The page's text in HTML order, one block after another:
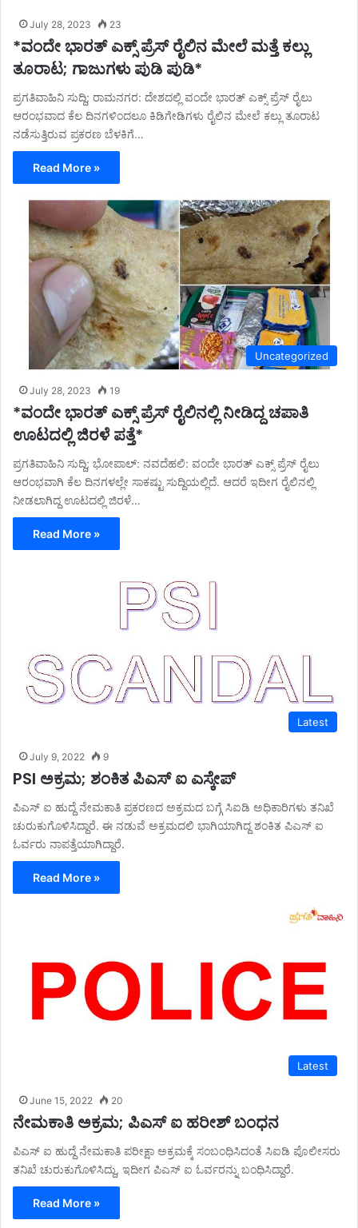
July 28, 2023 23
*ವಂದೇ ಭಾರತ್ ಎಕ್ಸ್ ಪ್ರೆಸ್ ರೈಲಿನ ಮೇಲೆ ಮತ್ತೆ ಕಲ್ಲು
ತೂರಾಟ; ಗಾಜುಗಳು ಪುಡಿ ಪುಡಿ*
ಪ್ರಗತಿವಾಹಿನಿ ಸುದ್ದಿ; ರಾಮನಗರ: ದೇಶದಲ್ಲಿ ವಂದೇ ಭಾರತ್ ಎಕ್ಸ್ ಪ್ರೆಸ್ ರೈಲು
ಆರಂಭವಾದ ಕೆಲ ದಿನಗಳಿಂದಲೂ ಕಿಡಿಗೇಡಿಗಳು ರೈಲಿನ ಮೇಲೆ ಕಲ್ಲು ತೂರಾಟ
ನಡೆಸುತ್ತಿರುವ ಪ್ರಕರಣ ಬೆಳಕಿಗೆ…
Read More »
Uncategorized
July 28, 2023 19
*ವಂದೇ ಭಾರತ್ ಎಕ್ಸ್ ಪ್ರೆಸ್ ರೈಲಿನಲ್ಲಿ ನೀಡಿದ್ದ ಚಪಾತಿ
ಊಟದಲ್ಲಿ ಜಿರಳೆ ಪತ್ತೆ*
ಪ್ರಗತಿವಾಹಿನಿ ಸುದ್ದಿ; ಭೋಪಾಲ್: ನವದೆಹಲಿ: ವಂದೇ ಭಾರತ್ ಎಕ್ಸ್ ಪ್ರೆಸ್ ರೈಲು
ಆರಂಭವಾಗಿ ಕೆಲ ದಿನಗಳಲ್ಲೇ ಸಾಕಷ್ಟು ಸುದ್ದಿಯಲ್ಲಿದೆ. ಆದರೆ ಇದೀಗ ರೈಲಿನಲ್ಲಿ
ನೀಡಲಾಗಿದ್ದ ಊಟದಲ್ಲಿ ಜಿರಳೆ…
Read More »
Latest
July 9, 2022 9
PSI ಅಕ್ರಮ; ಶಂಕಿತ ಪಿಎಸ್ ಐ ಎಸ್ಕೇಪ್
ಪಿಎಸ್ ಐ ಹುದ್ದೆ ನೇಮಕಾತಿ ಪ್ರಕರಣದ ಅಕ್ರಮದ ಬಗ್ಗೆ ಸಿಐಡಿ ಅಧಿಕಾರಿಗಳು ತನಿಖೆ
ಚುರುಕುಗೊಳಿಸಿದ್ದಾರೆ. ಈ ನಡುವೆ ಅಕ್ರಮದಲಿ ಭಾಗಿಯಾಗಿದ್ದ ಶಂಕಿತ ಪಿಎಸ್ ಐ
ಓರ್ವರು ನಾಪತ್ತೆಯಾಗಿದ್ದಾರೆ.
Read More »
Latest
June 15, 2022 20
ನೇಮಕಾತಿ ಅಕ್ರಮ; ಪಿಎಸ್ ಐ ಹರೀಶ್ ಬಂಧನ
ಪಿಎಸ್ ಐ ಹುದ್ದೆ ನೇಮಕಾತಿ ಪರೀಕ್ಷಾ ಅಕ್ರಮಕ್ಕೆ ಸಂಬಂಧಿಸಿದಂತೆ ಸಿಐಡಿ ಪೊಲೀಸರು
ತನಿಖೆ ಚುರುಕುಗೊಳಿಸಿದ್ದು, ಇದೀಗ ಪಿಎಸ್ ಐ ಓರ್ವರನ್ನು ಬಂಧಿಸಿದ್ದಾರೆ.
Read More »